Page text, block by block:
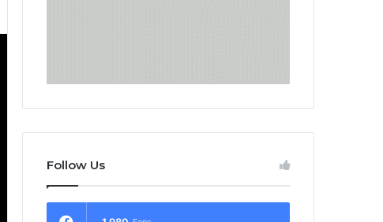
Follow Us